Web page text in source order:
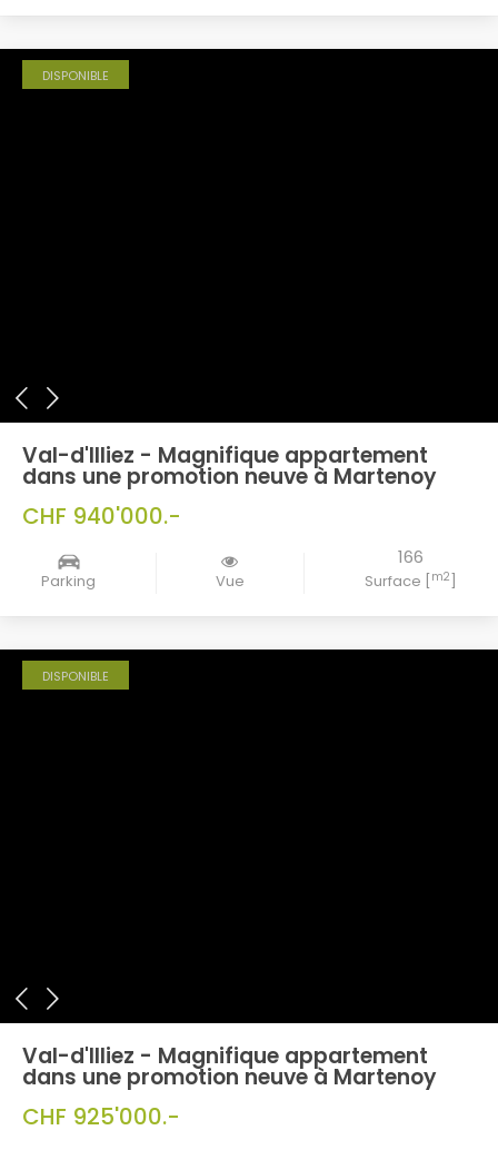
DISPONIBLE
Val-d'Illiez - Magnifique appartement
dans une promotion neuve à Martenoy
CHF 940'000.-
Parking Vue
166
Surface [m2]
DISPONIBLE
Val-d'Illiez - Magnifique appartement
dans une promotion neuve à Martenoy
CHF 925'000.-